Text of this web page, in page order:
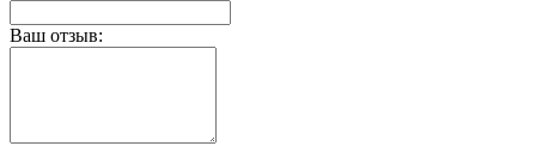
Ваш отзыв: